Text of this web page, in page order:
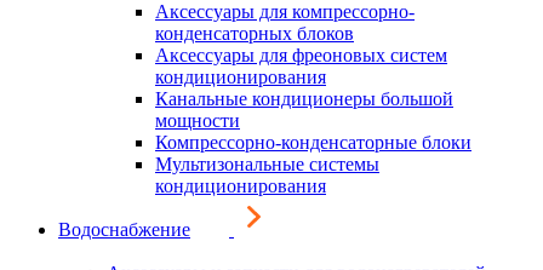
Аксессуары для компрессорно-
конденсаторных блоков
Аксессуары для фреоновых систем
кондиционирования
Канальные кондиционеры большой
мощности
Компрессорно-конденсаторные блоки
Мультизональные системы
кондиционирования
Водоснабжение